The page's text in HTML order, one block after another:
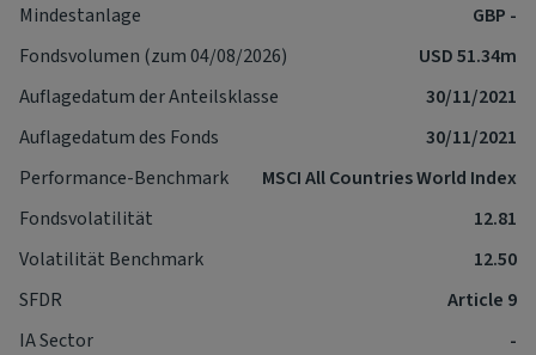
Mindestanlage
GBP -
Fondsvolumen (zum 04/08/2026)
USD 51.34m
Auflagedatum der Anteilsklasse
30/11/2021
Auflagedatum des Fonds
30/11/2021
Performance-Benchmark
MSCI All Countries World Index
Fondsvolatilität
12.81
Volatilität Benchmark
12.50
SFDR
Article 9
IA Sector
-